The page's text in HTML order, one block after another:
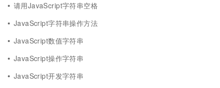
请用JavaScript字符串空格
JavaScript字符串操作方法
JavaScript数值字符串
JavaScript操作字符串
JavaScript开发字符串